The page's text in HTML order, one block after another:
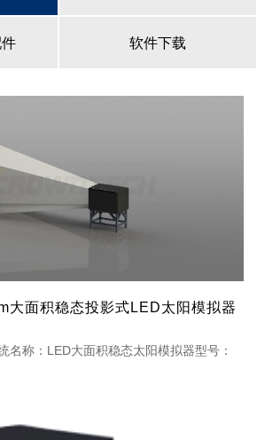
软件下载
大面积稳态投影式LED太阳模拟器
名称：LED大面积稳态太阳模拟器型号：